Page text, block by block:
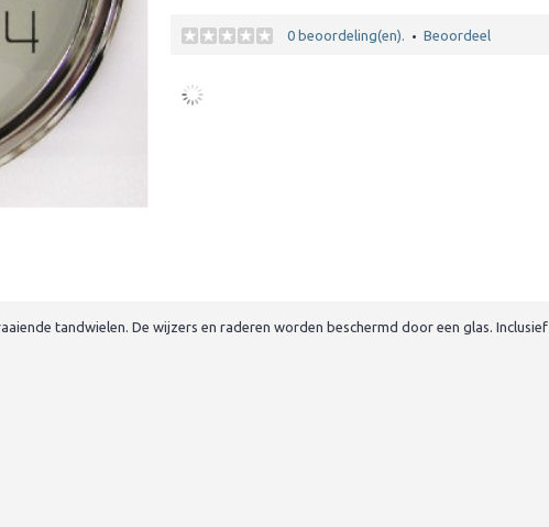
0 beoordeling(en). • Beoordeel
tandwielen. De wijzers en raderen worden beschermd door een glas. Inclusief